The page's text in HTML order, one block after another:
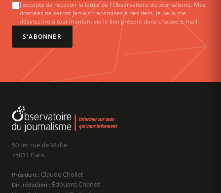
J'accepte de recevoir la lettre de l'Observatoire du journalisme. Mes
données ne seront jamais transmises à des tiers. Je peux me
désinscrire à tout moment via le lien présent dans chaque e-mail.
S'ABONNER
50 ter rue de Malte
75011 Paris
Président : Claude Chollet
Dir. rédaction : Édouard Chanot